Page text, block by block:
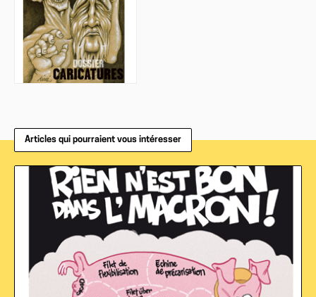
Articles qui pourraient vous intéresser